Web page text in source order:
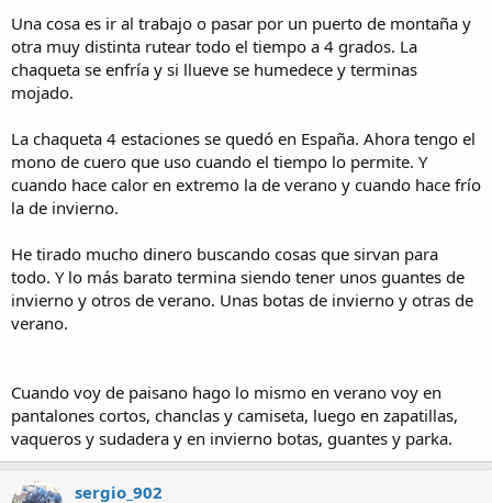
Una cosa es ir al trabajo o pasar por un puerto de montaña y
otra muy distinta rutear todo el tiempo a 4 grados. La
chaqueta se enfría y si llueve se humedece y terminas
mojado.
La chaqueta 4 estaciones se quedó en España. Ahora tengo el
mono de cuero que uso cuando el tiempo lo permite. Y
cuando hace calor en extremo la de verano y cuando hace frío
la de invierno.
He tirado mucho dinero buscando cosas que sirvan para
todo. Y lo más barato termina siendo tener unos guantes de
invierno y otros de verano. Unas botas de invierno y otras de
verano.
Cuando voy de paisano hago lo mismo en verano voy en
pantalones cortos, chanclas y camiseta, luego en zapatillas,
vaqueros y sudadera y en invierno botas, guantes y parka.
sergio_902